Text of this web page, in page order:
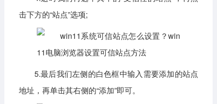
击下方的“站点”选项;
5.最后我们左侧的白色框中输入需要添加的站点
地址，再单击其右侧的“添加”即可。